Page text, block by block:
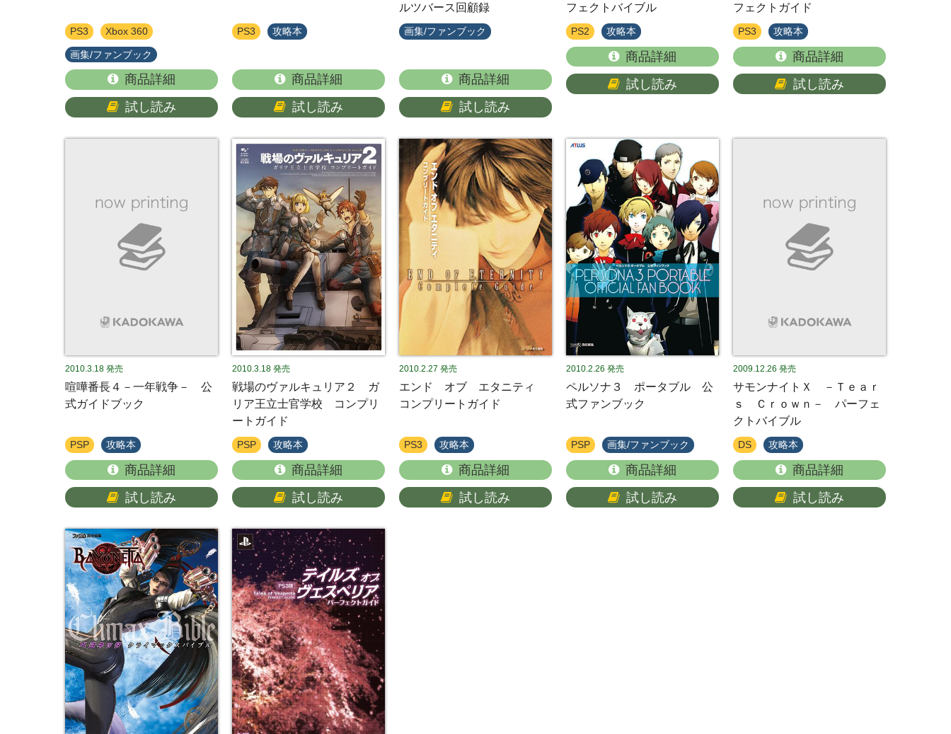
PS3 Xbox 360
画集/ファンブック
商品詳細
試し読み
PS3 攻略本
商品詳細
試し読み
ルツバース回顧録
画集/ファンブック
商品詳細
試し読み
フェクトバイブル
PS2 攻略本
商品詳細
試し読み
フェクトガイド
PS3 攻略本
商品詳細
試し読み
2010.3.18 発売
喧嘩番長４－一年戦争－ 公
式ガイドブック
PSP 攻略本
商品詳細
試し読み
2010.3.18 発売
戦場のヴァルキュリア２ ガ
リア王立士官学校 コンプリ
ートガイド
PSP 攻略本
商品詳細
試し読み
2010.2.27 発売
エンド オブ エタニティ
コンプリートガイド
PS3 攻略本
商品詳細
試し読み
2010.2.26 発売
ペルソナ３ ポータブル 公
式ファンブック
PSP 画集/ファンブック
商品詳細
試し読み
2009.12.26 発売
サモンナイトＸ －Ｔｅａｒ
ｓ Ｃｒｏｗｎ－ パーフェ
クトバイブル
DS 攻略本
商品詳細
試し読み